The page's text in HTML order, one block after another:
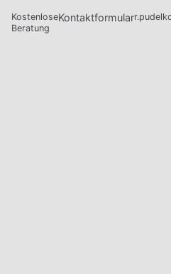
Kostenlose
Beratung
Kontaktformular